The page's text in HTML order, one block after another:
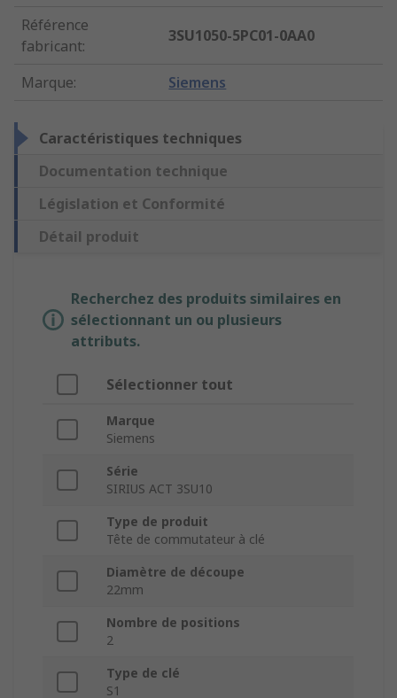
Référence
fabricant:
3SU1050-5PC01-0AA0
Marque: Siemens
Caractéristiques techniques
Documentation technique
Législation et Conformité
Détail produit
Recherchez des produits similaires en
sélectionnant un ou plusieurs
attributs.
Sélectionner tout
Marque
Siemens
Série
SIRIUS ACT 3SU10
Type de produit
Tête de commutateur à clé
Diamètre de découpe
22mm
Nombre de positions
2
Type de clé
S1